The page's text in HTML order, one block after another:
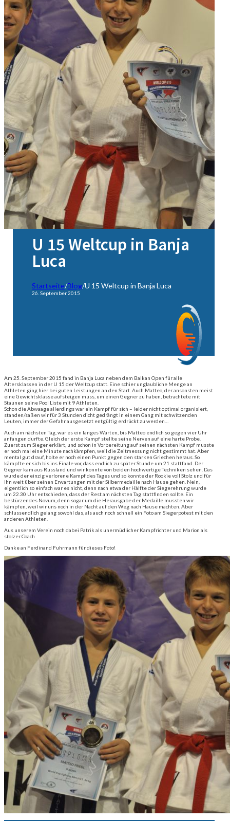
U 15 Weltcup in Banja
Luca
Startseite/Blog/U 15 Weltcup in Banja Luca
26. September 2015
Am 25. September 2015 fand in Banja Luca neben dem Balkan Open für alle
Altersklassen in der U 15 der Weltcup statt. Eine schier unglaubliche Menge an
Athleten ging hier bei guten Leistungen an den Start. Auch Matteo, der ansonsten meist
eine Gewichtsklasse aufsteigen muss, um einen Gegner zu haben, betrachtete mit
Staunen seine Pool Liste mit 9 Athleten.
Schon die Abwaage allerdings war ein Kampf für sich – leider nicht optimal organisiert,
standen/saßen wir für 3 Stunden dicht gedrängt in einem Gang mit schwitzenden
Leuten, immer der Gefahr ausgesetzt entgültig erdrückt zu werden…
Auch am nächsten Tag, war es ein langes Warten, bis Matteo endlich so gegen vier Uhr
anfangen durfte. Gleich der erste Kampf stellte seine Nerven auf eine harte Probe.
Zuerst zum Sieger erklärt, und schon in Vorbereitung auf seinen nächsten Kampf musste
er noch mal eine Minute nachkämpfen, weil die Zeitmessung nicht gestimmt hat. Aber
mental gut drauf, holte er noch einen Punkt gegen den starken Griechen heraus. So
kämpfte er sich bis ins Finale vor, dass endlich zu später Stunde um 21 stattfand. Der
Gegner kam aus Russland und wir konnte von beiden hochwertige Techniken sehen. Das
wurde der einzig verlorene Kampf des Tages und so konnte der Rookie voll Stolz und für
ihn weit über seinen Erwartungen mit der Silbermedaille nach Hause gehen. Nein,
eigentlich so einfach war es nicht, denn nach etwa der Hälfte der Siegerehrung wurde
um 22.30 Uhr entschieden, dass der Rest am nächsten Tag stattfinden sollte. Ein
bestürzendes Novum, denn sogar um die Herausgabe der Medaille mussten wir
kämpfen, weil wir uns noch in der Nacht auf den Weg nach Hause machten. Aber
schlussendlich gelang sowohl das, als auch noch schnell ein Foto am Siegerpotest mit den
anderen Athleten.
Aus unserem Verein noch dabei Patrik als unermüdlicher Kampfrichter und Marion als
stolzer Coach
Danke an Ferdinand Fuhrmann für dieses Foto!